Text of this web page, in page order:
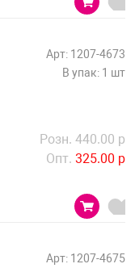
Арт: 1207-4673
В упак: 1 шт
Розн. 440.00 р
Опт. 325.00 р
Арт: 1207-4675